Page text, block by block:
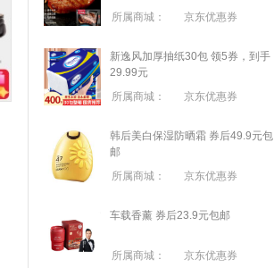
所属商城：
京东优惠券
新逸风加厚抽纸30包 领5券，到手
29.99元
所属商城：
京东优惠券
韩后美白保湿防晒霜 券后49.9元包
邮
所属商城：
京东优惠券
车载香薰 券后23.9元包邮
所属商城： 京东优惠券